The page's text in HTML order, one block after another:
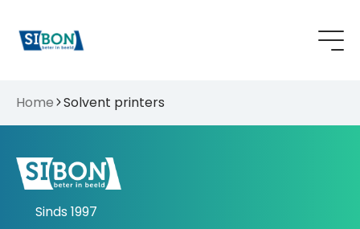
Home Solvent printers
Sinds 1997